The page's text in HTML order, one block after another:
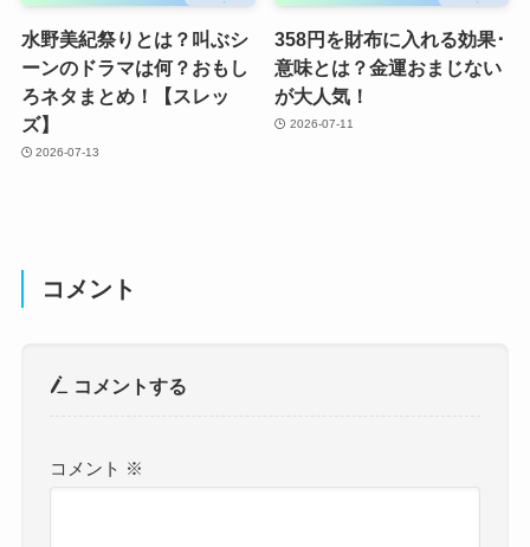
水野美紀祭りとは？叫ぶシ
ーンのドラマは何？おもし
ろネタまとめ！【スレッ
ズ】
2026-07-13
358円を財布に入れる効果･
意味とは？金運おまじない
が大人気！
2026-07-11
コメント
コメントする
コメント ※